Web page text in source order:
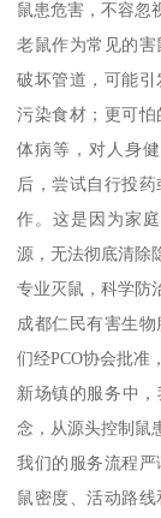
鼠患危害，不容忽
老鼠作为常见的害
破坏管道，可能引
污染食材；更可
体病等，对人身
后，尝试自行投
作。这是因为家
源，无法彻底清除
专业灭鼠，科学防
成都仁民有害生
们经PCO协会批准
新场镇的服务中
念，从源头控制鼠
我们的服务流程
鼠密度、活动路